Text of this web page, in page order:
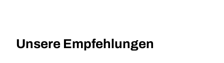
Unsere Empfehlungen